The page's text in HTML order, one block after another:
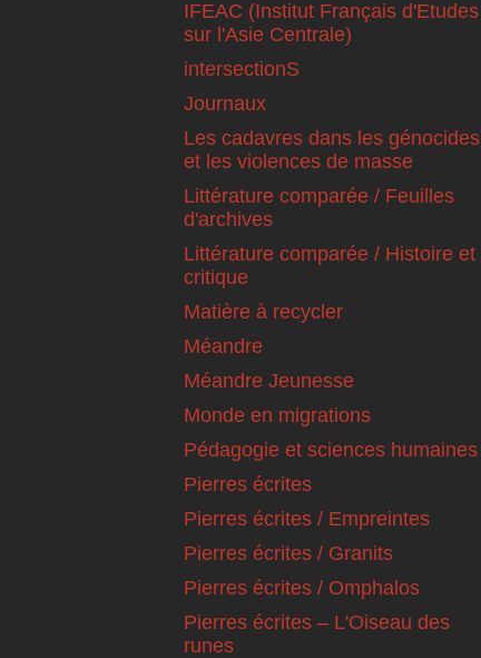
IFEAC (Institut Français d'Etudes
sur l'Asie Centrale)
intersectionS
Journaux
Les cadavres dans les génocides
et les violences de masse
Littérature comparée / Feuilles
d'archives
Littérature comparée / Histoire et
critique
Matière à recycler
Méandre
Méandre Jeunesse
Monde en migrations
Pédagogie et sciences humaines
Pierres écrites
Pierres écrites / Empreintes
Pierres écrites / Granits
Pierres écrites / Omphalos
Pierres écrites – L'Oiseau des
runes